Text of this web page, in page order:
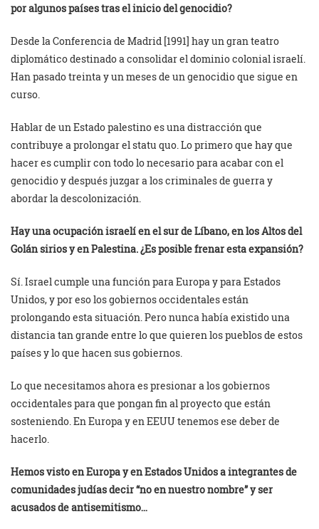
por algunos países tras el inicio del genocidio?
Desde la Conferencia de Madrid [1991] hay un gran teatro
diplomático destinado a consolidar el dominio colonial israelí.
Han pasado treinta y un meses de un genocidio que sigue en
curso.
Hablar de un Estado palestino es una distracción que
contribuye a prolongar el statu quo. Lo primero que hay que
hacer es cumplir con todo lo necesario para acabar con el
genocidio y después juzgar a los criminales de guerra y
abordar la descolonización.
Hay una ocupación israelí en el sur de Líbano, en los Altos del
Golán sirios y en Palestina. ¿Es posible frenar esta expansión?
Sí. Israel cumple una función para Europa y para Estados
Unidos, y por eso los gobiernos occidentales están
prolongando esta situación. Pero nunca había existido una
distancia tan grande entre lo que quieren los pueblos de estos
países y lo que hacen sus gobiernos.
Lo que necesitamos ahora es presionar a los gobiernos
occidentales para que pongan fin al proyecto que están
sosteniendo. En Europa y en EEUU tenemos ese deber de
hacerlo.
Hemos visto en Europa y en Estados Unidos a integrantes de
comunidades judías decir “no en nuestro nombre” y ser
acusados de antisemitismo…